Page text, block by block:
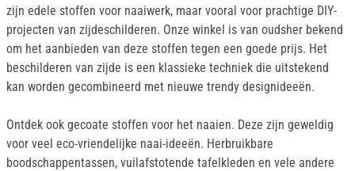
zijn edele stoffen voor naaiwerk, maar vooral voor prachtige DIY-
projecten van zijdeschilderen. Onze winkel is van oudsher bekend
om het aanbieden van deze stoffen tegen een goede prijs. Het
beschilderen van zijde is een klassieke techniek die uitstekend
kan worden gecombineerd met nieuwe trendy designideeën.
Ontdek ook gecoate stoffen voor het naaien. Deze zijn geweldig
voor veel eco-vriendelijke naai-ideeën. Herbruikbare
boodschappentassen, vuilafstotende tafelkleden en vele andere